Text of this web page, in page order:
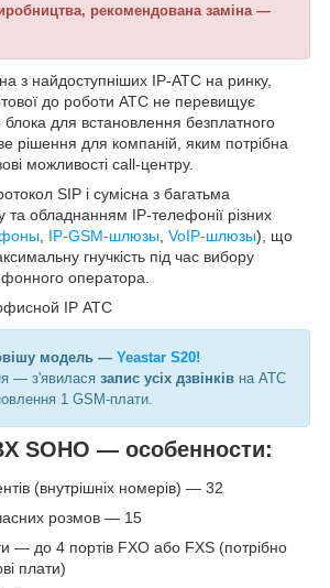
рекомендована заміна —
з найдоступніших IP-АТС на ринку,
до роботи АТС не перевищує
блока для встановлення безплатного
рішення для компаній, яким потрібна
можливості call-центру.
SIP і сумісна з багатьма
та обладнанням IP-телефонії різних
IP-GSM-шлюзы VoIP-шлюзы), що
гнучкість під час вибору
оператора.
модель — Yeastar S20!
— з'явилася запис усіх дзвінків на АТС
1 GSM-плати.
SOHO ― особенности:
(внутрішніх номерів) — 32
розмов — 15
— до 4 портів FXO або FXS (потрібно
плати)